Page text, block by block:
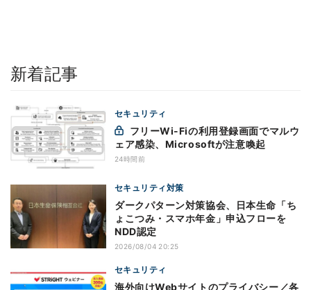
新着記事
セキュリティ
ェア感染、Microsoftが注意喚起
24時間前
セキュリティ対策
ダークパターン対策協会、日本生命「ち
ょこつみ・スマホ年金」申込フローを
NDD認定
2026/08/04 20:25
セキュリティ
海外向けWebサイトのプライバシー／各